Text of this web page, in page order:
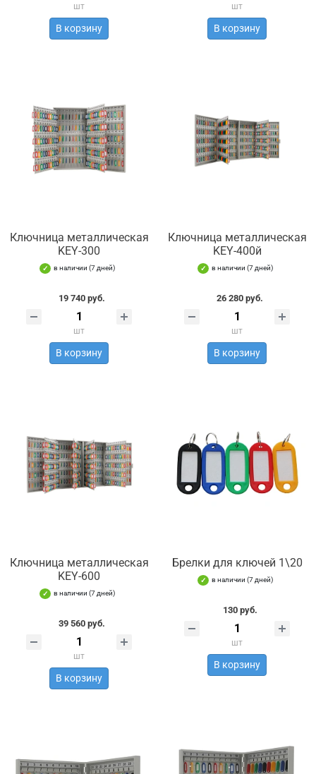
шт
В корзину
шт
В корзину
Ключница металлическая
KEY-300
в наличии (7 дней)
19 740 руб.
шт
В корзину
Ключница металлическая
KEY-400й
в наличии (7 дней)
26 280 руб.
шт
В корзину
Ключница металлическая
KEY-600
в наличии (7 дней)
39 560 руб.
шт
В корзину
Брелки для ключей 1\20
в наличии (7 дней)
130 руб.
шт
В корзину